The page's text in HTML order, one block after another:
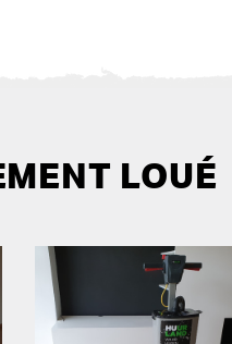
LOUÉ